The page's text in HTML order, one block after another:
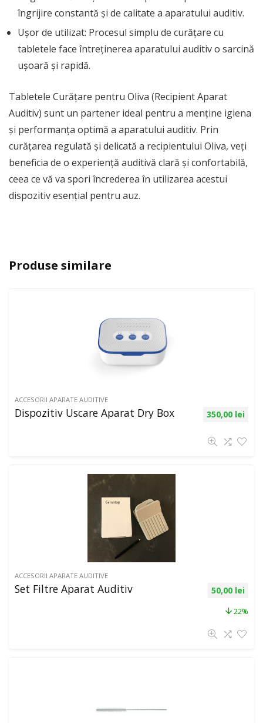
îngrijire constantă și de calitate a aparatului auditiv.
Ușor de utilizat: Procesul simplu de curățare cu
tabletele face întreținerea aparatului auditiv o sarcină
ușoară și rapidă.
Tabletele Curățare pentru Oliva (Recipient Aparat
Auditiv) sunt un partener ideal pentru a menține igiena
și performanța optimă a aparatului auditiv. Prin
curățarea regulată și delicată a recipientului Oliva, veți
beneficia de o experiență auditivă clară și confortabilă,
ceea ce vă va spori încrederea în utilizarea acestui
dispozitiv esențial pentru auz.
Produse similare
ACCESORII APARATE AUDITIVE
Dispozitiv Uscare Aparat Dry Box 350,00 lei
ACCESORII APARATE AUDITIVE
Set Filtre Aparat Auditiv 50,00 lei
22%